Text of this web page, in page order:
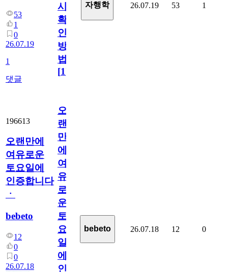
53
1
0
26.07.19
1
댓글
시
확
인
방
법
[1]
자행학 26.07.19 53 1
196613
오랜만에
여유로운
토요일에
인증합니다
ㆍ
bebeto
12
0
0
26.07.18
오
랜
만
에
여
유
로
운
토
요
일
에
인
bebeto 26.07.18 12 0